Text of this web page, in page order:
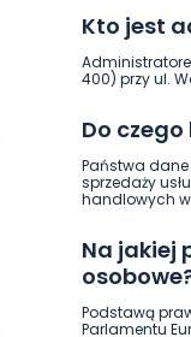
Kto jest
400) przy ul.
Do
Państwa
sprzedaży
handlowych
Na jakiej
Podstawą
Parlamentu
CIEKAWOSTKI
RELIGIA